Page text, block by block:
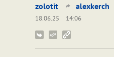
zolotit alexkerch
18.06.25
14:06